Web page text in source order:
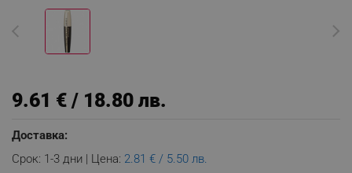
9.61 € / 18.80 лв.
Доставка:
Срок: 1-3 дни | Цена: 2.81 € / 5.50 лв.